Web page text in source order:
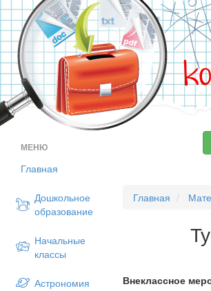
МЕНЮ
Главная
Дошкольное
образование
Начальные
классы
Астрономия
Главная
Внеклассное